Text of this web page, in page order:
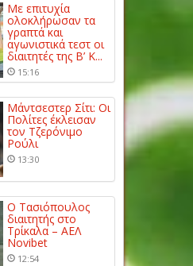
Με επιτυχία
ολοκλήρωσαν τα
γραπτά και
αγωνιστικά τεστ οι
διαιτητές της Β’ Κ...
15:16
Μάντσεστερ Σίτι: Οι
Πολίτες έκλεισαν
τον Τζερόνιμο
Ρούλι
13:30
Ο Τασιόπουλος
διαιτητής στο
Τρίκαλα – ΑΕΛ
Novibet
12:54